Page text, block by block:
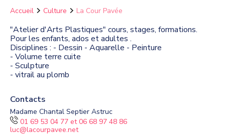
Accueil Culture La Cour Pavée
"Atelier d'Arts Plastiques" cours, stages, formations.
Pour les enfants, ados et adultes .
Disciplines : - Dessin - Aquarelle - Peinture
- Volume terre cuite
- Sculpture
- vitrail au plomb
Contacts
Madame Chantal Septier Astruc
01 69 53 04 77 et 06 68 97 48 86
luc@lacourpavee.net